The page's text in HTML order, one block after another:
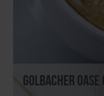
Golbacher